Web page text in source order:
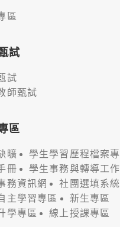
區
試
試
師甄試
區
曠
學生學習歷程檔案
冊
學生事務與轉導工
務資訊網
社團選填系統
主學習專區
新生專區
學專區
線上授課專區